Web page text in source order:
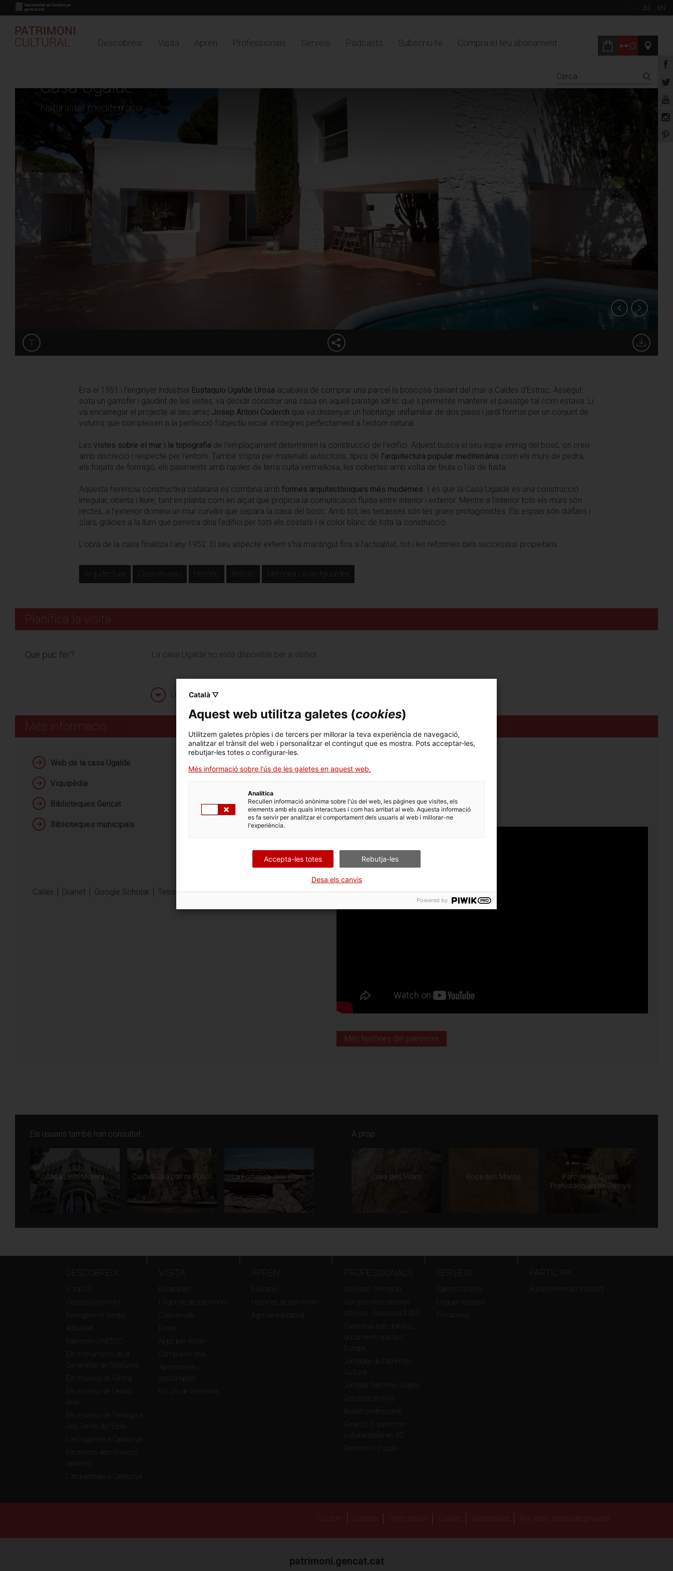
CA ES EN
Descobreix Visita Aprèn Professionals Serveis Pòdcasts Subscriu-te Compra el teu abonament
Buy online
TimelineMapa
Casa Ugalde
Naturalitat mediterrània
T
Era el 1951 i l’enginyer industrial Eustaquio Ugalde Urosa acabava de comprar una parcel·la boscosa davant del mar a Caldes d’Estrac. Assegut
sota un garrofer i gaudint de les vistes, va decidir construir una casa en aquell paratge idíl·lic que li permetés mantenir el paisatge tal com estava. Li
va encarregar el projecte al seu amic Josep Antoni Coderch que va dissenyar un habitatge unifamiliar de dos pisos i jardí format per un conjunt de
volums que compleixen a la perfecció l’objectiu inicial: s’integren perfectament a l’entorn natural.
Les vistes sobre el mar i la topografia de l’emplaçament determinen la construcció de l’edifici. Aquest busca el seu espai enmig del bosc, on creix
amb discreció i respecte per l’entorn. També s’opta per materials autòctons, típics de l’arquitectura popular mediterrània com els murs de pedra,
els forjats de formigó, els paviments amb rajoles de terra cuita vermellosa, les cobertes amb volta de teula o l’ús de fusta.
Aquesta herència constructiva catalana es combina ambformes arquitectòniques més modernes . I és que la Casa Ugalde és una construcció
irregular, oberta i lliure, tant en planta com en alçat que propicia la comunicació fluïda entre interior i exterior. Mentre a l’interior tots els murs són
rectes, a l’exterior domina un mur curvilini que separa la casa del bosc. Amb tot, les terrasses són les grans protagonistes. Els espais són diàfans i
clars, gràcies a la llum que penetra dins l’edifici per tots els costats i al color blanc de tota la construcció.
L’obra de la casa finalitza l’any 1952. El seu aspecte extern s’ha mantingut fins a l’actualitat, tot i les reformes dels successius propietaris.
Arquitectura Casa-museu Històric Artístic Memòria i Avantguardes
Planifica la visita
Què puc fer? La casa Ugalde no està disponible per a visites.
Contacte
08393 Caldes d'Estrac (Barcelona)
Tel. (+34) 934017900Veure localització
Llegeix més
Més informació
Web de la casa Ugalde
Viquipèdia
Biblioteques Gencat
Biblioteques municipals
Calaix Dialnet Google Scholar Tesis doctorals en Xarxa
Històries del patrimoni
Visitem l’exterior de l’obra de Coderch.
Més històries del patrimoni
Els usuaris també han consultat...
Casa Lleó i Morera Castell Gala Dalí de Púbol La Fortalesa dels Vilars
A prop
Cova dels Vilars Roca dels Moros
Parc de les Coves
Prehistòriques de Serinyà
DESCOBREIX
El top 25
Cerca el patrimoni
Navega en el temps
Actualitat
Patrimoni UNESCO
Els monuments de la
Generalitat de Catalunya
Els museus de Girona
Els museus de Lleida i
Aran
Els museus de Tarragona
i les Terres de l'Ebre
L'art rupestre a Catalunya
Els tresors dels museus
catalans
L'arqueologia a Catalunya
VISITA
Escapades
L'Agenda del patrimoni
Cites anuals
Rutes
Apps per visitar
Compra en línia
Abonaments i
descomptes
Els ulls de la història
APRÈN
Educació
Històries de patrimoni
Agenda educativa
PROFESSIONALS
Activitats i formació
Congrés Internacional
d'Arxius - Barcelona 2025
Catalunya país d’arxius,
documents que fan
Europa
Jornades de Patrimoni
Cultural
Jornada Patrimoni Digital
Recursos en línia
Butlletí professional
Giravolt. El patrimoni
cultural català en 3D
Patrimoni i Escola
SERVEIS
Agents turístics
Lloguer d'espais
Filmacions
PARTICIPA
Butlletí Informa't Inspira't
Qui som Contacta Drets d'autor Accessibilitat Avís legal i política de privacitat
patrimoni.gencat.cat
Català ▽
Aquest web utilitza galetes (cookies)
Utilitzem galetes pròpies i de tercers per millorar la teva experiència de navegació,
analitzar el trànsit del web i personalitzar el contingut que es mostra. Pots acceptar-les,
rebutjar-les totes o configurar-les.
Més informació sobre l'ús de les galetes en aquest web.
Analítica
Recullen informació anònima sobre l'ús del web, les pàgines que visites, els
elements amb els quals interactues i com has arribat al web. Aquesta informació
es fa servir per analitzar el comportament dels usuaris al web i millorar-ne
l'experiència.
Accepta-les totes Rebutja-les
Desa els canvis
Powered by